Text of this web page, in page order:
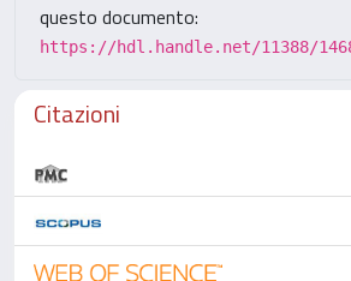
questo documento:
https://hdl.handle.net/11388/
Citazioni